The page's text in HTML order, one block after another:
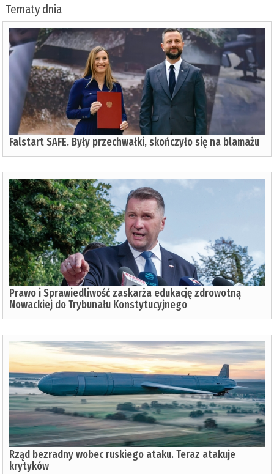
Tematy dnia
Falstart SAFE. Były przechwałki, skończyło się na blamażu
Prawo i Sprawiedliwość zaskarża edukację zdrowotną
Nowackiej do Trybunału Konstytucyjnego
Rząd bezradny wobec ruskiego ataku. Teraz atakuje
krytyków